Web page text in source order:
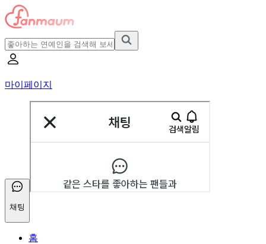
마이페이지
채팅
홈